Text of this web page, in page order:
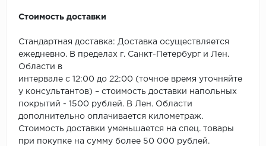
SPC Ideal Flooring
SPC Promo
SPC Stronghold
Стоимость доставки
Стандартная доставка: Доставка осуществляется
ежедневно. В пределах г. Санкт-Петербург и Лен.
Области в
интервале с 12:00 до 22:00 (точное время уточняйте
у консультантов) – стоимость доставки напольных
покрытий - 1500 рублей. В Лен. Области
дополнительно оплачивается километраж.
Стоимость доставки уменьшается на спец. товары
при покупке на сумму более 50 000 рублей.